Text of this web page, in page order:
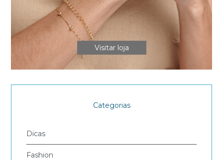
Visitar loja
Categorias
Dicas
Fashion